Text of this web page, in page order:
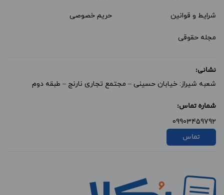
شرایط و قوانین حریم خصوصی
مجله حقوقی
نشانی:
شعبه شیراز: خیابان حسینی – مجتمع تجاری نارنج – طبقه دوم
شماره تماس:
09903459792
تماس